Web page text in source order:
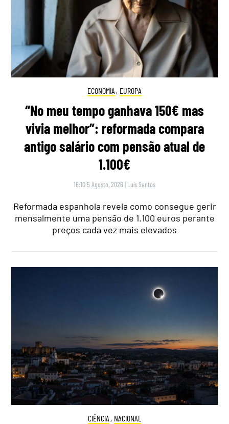
ECONOMIA , EUROPA
“No meu tempo ganhava 150€ mas
vivia melhor”: reformada compara
antigo salário com pensão atual de
1.100€
16:10 5 Agosto, 2026 | Luís Santos
Reformada espanhola revela como consegue gerir
mensalmente uma pensão de 1.100 euros perante
preços cada vez mais elevados
CIÊNCIA , NACIONAL